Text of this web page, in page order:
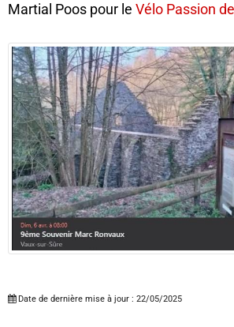
Martial Poos pour le Vélo Passion
Date de dernière mise à jour : 22/05/2025